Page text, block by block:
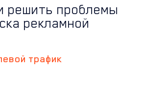
решить проблемы
рекламной
трафик